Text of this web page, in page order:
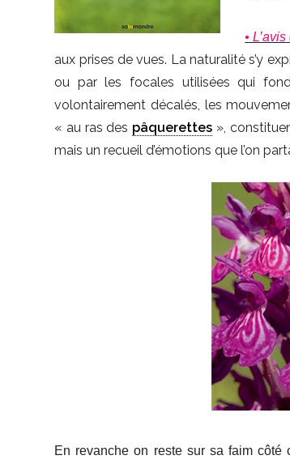
•
aux prises de vues. La naturalité s’y
ou par les focales utilisées qui
volontairement décalés, les
« au ras des pâquerettes »,
mais un recueil d’émotions que l’on
En revanche on reste sur sa faim côté